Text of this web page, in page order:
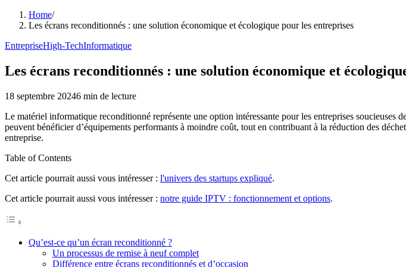
Home/
Les écrans reconditionnés : une solution économique et écologique pour les entreprises
EntrepriseHigh-TechInformatique
Les écrans reconditionnés : une solution économique et
18 septembre 20246 min de lecture
Le matériel informatique reconditionné représente une option intéressante pour les entreprises soucieuses
peuvent bénéficier d’équipements performants à moindre coût, tout en contribuant à la réduction des
entreprise.
Table of Contents
Cet article pourrait aussi vous intéresser : l'univers des startups expliqué.
Cet article pourrait aussi vous intéresser : notre guide IPTV : fonctionnement et options.
Qu’est-ce qu’un écran reconditionné ?
Un processus de remise à neuf complet
Différence entre écrans reconditionnés et d’occasion